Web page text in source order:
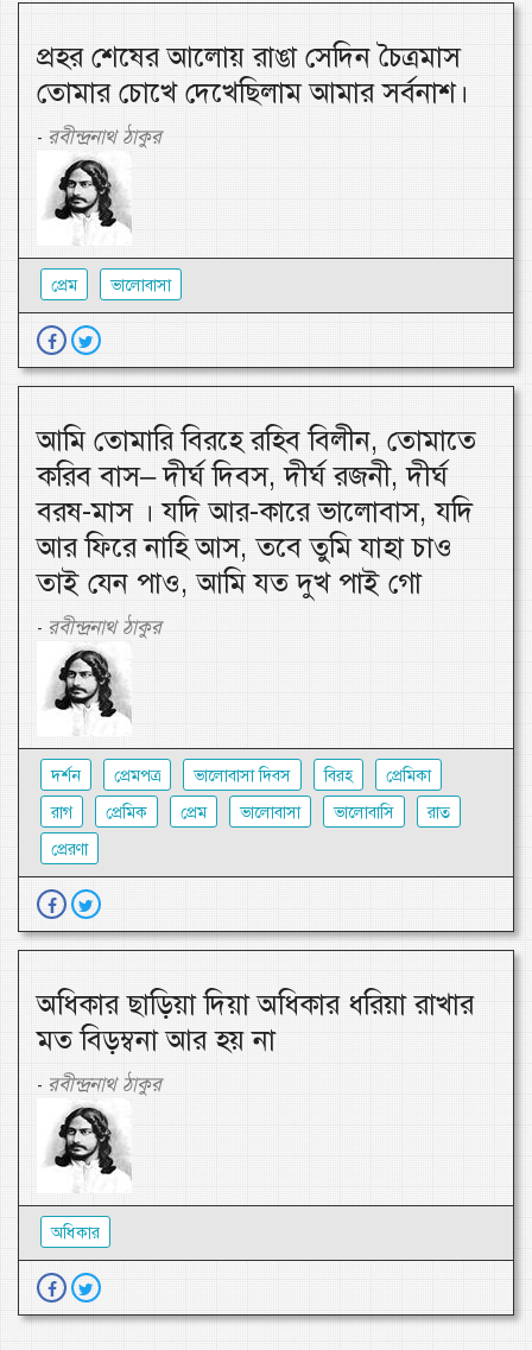
প্রহর শেষের আলোয় রাঙা সেদিন চৈত্রমাস
তোমার চোখে দেখেছিলাম আমার সর্বনাশ।
- রবীন্দ্রনাথ ঠাকুর
প্রেম ভালোবাসা
আমি তোমারি বিরহে রহিব বিলীন, তোমাতে
করিব বাস– দীর্ঘ দিবস, দীর্ঘ রজনী, দীর্ঘ
বরষ-মাস । যদি আর-কারে ভালোবাস, যদি
আর ফিরে নাহি আস, তবে তুমি যাহা চাও
তাই যেন পাও, আমি যত দুখ পাই গো
- রবীন্দ্রনাথ ঠাকুর
দর্শন প্রেমপত্র ভালোবাসা দিবস বিরহ
প্রেমিকা
রাগ
প্রেমিক প্রেম ভালোবাসা ভালোবাসি
রাত
প্রেরণা
অধিকার ছাড়িয়া দিয়া অধিকার ধরিয়া রাখার
মত বিড়ম্বনা আর হয় না
- রবীন্দ্রনাথ ঠাকুর
অধিকার